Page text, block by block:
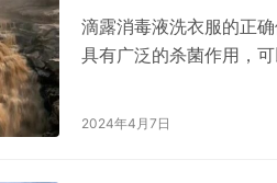
滴露消毒液洗衣服的正
具有广泛的杀菌作用，
滴露消毒液洗衣服的正
2024年4月7日